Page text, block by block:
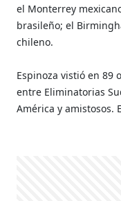
el Monterrey
brasileño; el
chileno.
Espinoza vistió en 89
entre Eliminatorias
América y amistosos.